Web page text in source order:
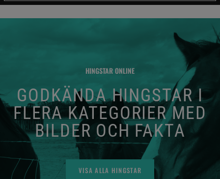
HINGSTAR ONLINE
GODKÄNDA HINGSTAR I
FLERA KATEGORIER MED
BILDER OCH FAKTA
VISA ALLA HINGSTAR